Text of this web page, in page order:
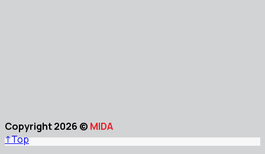
Copyright 2026 © MIDA
↑Top